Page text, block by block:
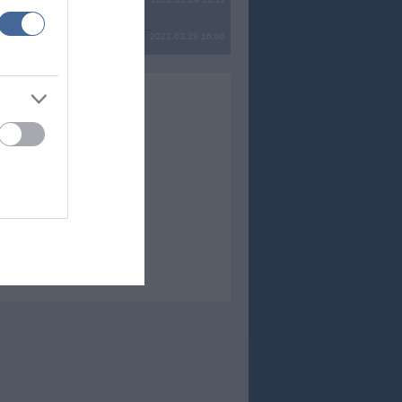
Ide minden baromságot...